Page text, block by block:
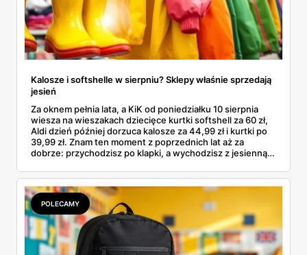
Kalosze i softshelle w sierpniu? Sklepy właśnie sprzedają
jesień
Za oknem pełnia lata, a KiK od poniedziałku 10 sierpnia
wiesza na wieszakach dziecięce kurtki softshell za 60 zł,
Aldi dzień później dorzuca kalosze za 44,99 zł i kurtki po
39,99 zł. Znam ten moment z poprzednich lat aż za
dobrze: przychodzisz po klapki, a wychodzisz z jesienną
pojawi się w gazetkach w przyszłym tygodniu i czy jest
sens kupować jesień, zanim skończą się wakacje.
POLECAMY